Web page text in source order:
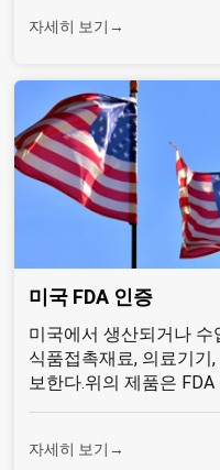
자세히 보기→
미국 FDA 인증
미국에서 생산되거나
식품접촉재료, 의료기
보한다.위의 제품은
다...
자세히 보기→